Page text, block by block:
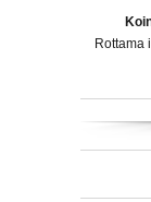
Rottama